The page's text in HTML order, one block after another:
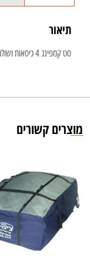
תיאור
סט קמפינג 4 כיסאות ושולחן מתקפל שלבים נוח לטיולים פארקים ועוד…
מוצרים קשורים